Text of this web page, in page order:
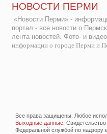
НОВОСТИ ПЕРМИ
«Новости Перми» -
портал - все новости о
лента новостей. Фото- и видео.
информации о городе Перми и
Все права защищены. Любое
Выходные данные:
Федеральной службой по